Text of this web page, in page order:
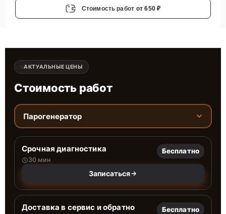
Стоимость работ от 650 ₽
АКТУАЛЬНЫЕ ЦЕНЫ
Стоимость работ
Парогенератор
Срочная диагностика
30 мин
Бесплатно
Записаться
Доставка в сервис и обратно Бесплатно